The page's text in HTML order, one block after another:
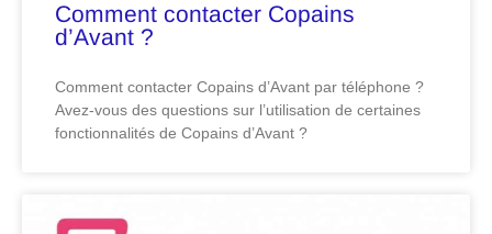
Comment contacter Copains
d’Avant ?
Comment contacter Copains d’Avant par téléphone ?
Avez-vous des questions sur l’utilisation de certaines
fonctionnalités de Copains d’Avant ?